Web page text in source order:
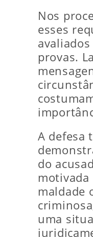
Nos
esses
provas.
A defesa
do
motivada
maldade
uma